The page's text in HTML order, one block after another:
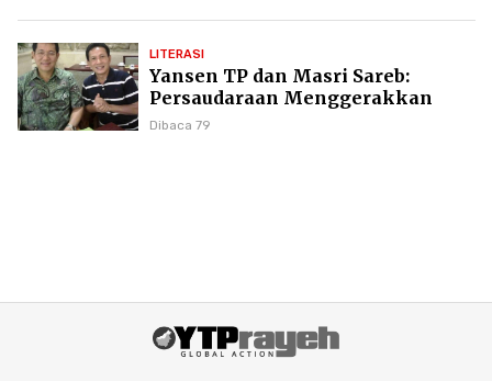
LITERASI
Yansen TP dan Masri Sareb:
Persaudaraan Menggerakkan
Literasi Borneo
Dibaca 79